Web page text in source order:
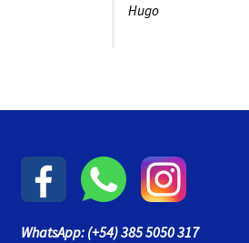
Hugo
WhatsApp: (+54) 385 5050 317